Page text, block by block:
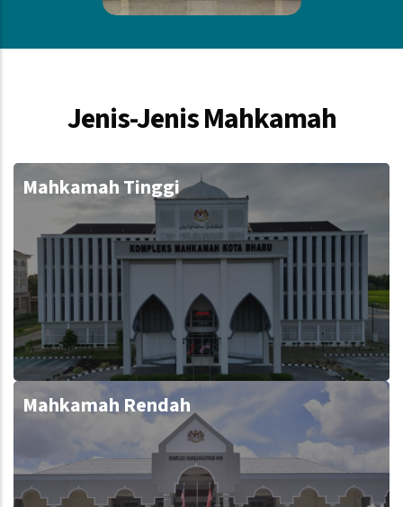
Jenis-Jenis Mahkamah
Mahkamah Tinggi
Mahkamah Rendah